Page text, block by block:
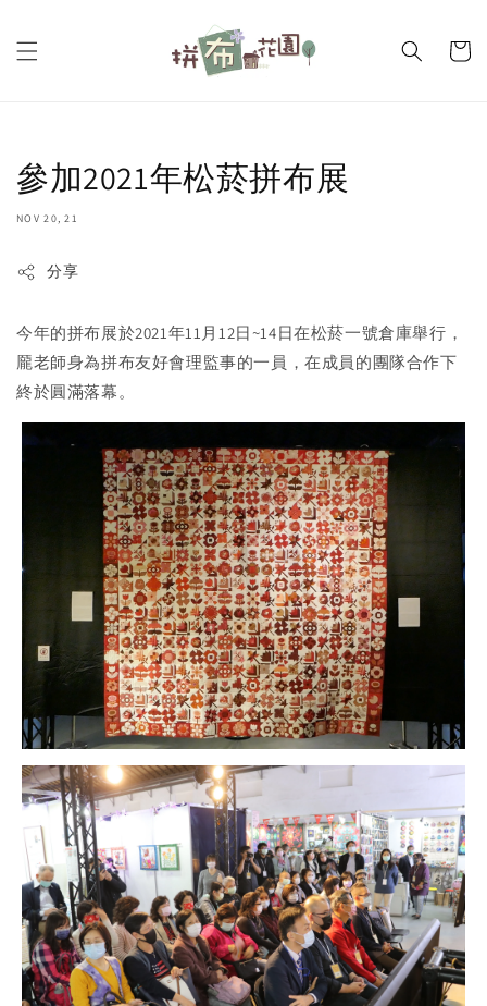
參加2021年松菸拼布展
NOV 20, 21
分享
今年的拼布展於2021年11月12日~14日在松菸一號倉庫舉行，
龎老師身為拼布友好會理監事的一員，在成員的團隊合作下
終於圓滿落幕。